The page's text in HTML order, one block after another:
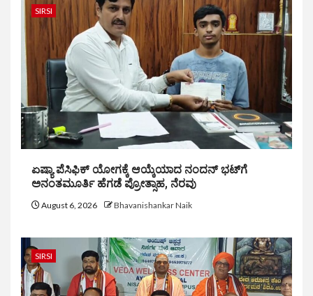
SIRSI
ಏಷ್ಯಾ ಪೆಸಿಫಿಕ್ ಯೋಗಕ್ಕೆ ಆಯ್ಕೆಯಾದ ನಂದನ್ ಭಟ್‌ಗೆ
ಅನಂತಮೂರ್ತಿ ಹೆಗಡೆ ಪ್ರೋತ್ಸಾಹ, ನೆರವು
August 6, 2026 Bhavanishankar Naik
SIRSI